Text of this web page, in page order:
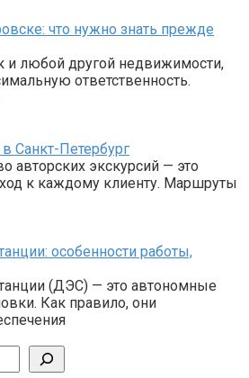
что нужно знать прежде
и любой другой недвижимости,
ответственность.
Санкт-Петербург
авторских экскурсий — это
к каждому клиенту. Маршруты
особенности работы,
(ДЭС) — это автономные
Как правило, они